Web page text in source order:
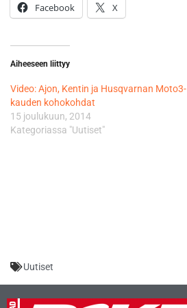
Facebook X
Aiheeseen liittyy
Video: Ajon, Kentin ja Husqvarnan Moto3-
kauden kohokohdat
15 joulukuun, 2014
Kategoriassa "Uutiset"
Uutiset